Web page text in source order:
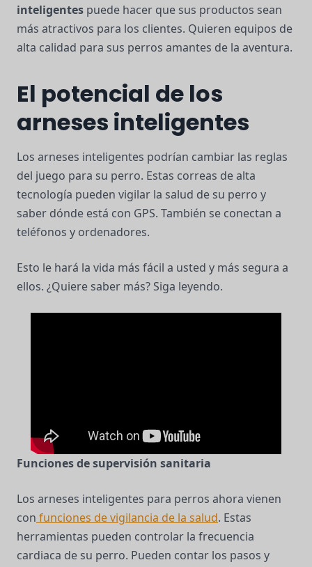
inteligentes puede hacer que sus productos sean
más atractivos para los clientes. Quieren equipos de
alta calidad para sus perros amantes de la aventura.
El potencial de los
arneses inteligentes
Los arneses inteligentes podrían cambiar las reglas
del juego para su perro. Estas correas de alta
tecnología pueden vigilar la salud de su perro y
saber dónde está con GPS. También se conectan a
teléfonos y ordenadores.
Esto le hará la vida más fácil a usted y más segura a
ellos. ¿Quiere saber más? Siga leyendo.
Funciones de supervisión sanitaria
Los arneses inteligentes para perros ahora vienen
con funciones de vigilancia de la salud. Estas
herramientas pueden controlar la frecuencia
cardiaca de su perro. Pueden contar los pasos y